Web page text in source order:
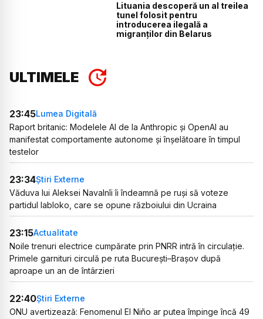
Lituania descoperă un al treilea
tunel folosit pentru
introducerea ilegală a
migranților din Belarus
ULTIMELE
23:45Lumea Digitală
Raport britanic: Modelele AI de la Anthropic și OpenAI au
manifestat comportamente autonome și înșelătoare în timpul
testelor
23:34Știri Externe
Văduva lui Aleksei Navalnîi îi îndeamnă pe ruși să voteze
partidul Iabloko, care se opune războiului din Ucraina
23:15Actualitate
Noile trenuri electrice cumpărate prin PNRR intră în circulație.
Primele garnituri circulă pe ruta București–Brașov după
aproape un an de întârzieri
22:40Știri Externe
ONU avertizează: Fenomenul El Niño ar putea împinge încă 49